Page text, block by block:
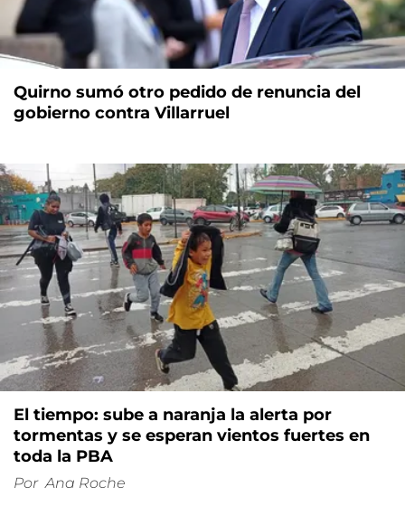
Quirno sumó otro pedido de renuncia del
gobierno contra Villarruel
El tiempo: sube a naranja la alerta por
tormentas y se esperan vientos fuertes en
toda la PBA
Por Ana Roche